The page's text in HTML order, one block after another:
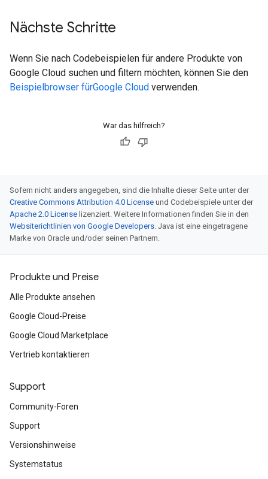
Nächste Schritte
Wenn Sie nach Codebeispielen für andere Produkte von
Google Cloud suchen und filtern möchten, können Sie den
Beispielbrowser fürGoogle Cloud verwenden.
War das hilfreich?
Sofern nicht anders angegeben, sind die Inhalte dieser Seite unter der
Creative Commons Attribution 4.0 License und Codebeispiele unter der
Apache 2.0 License lizenziert. Weitere Informationen finden Sie in den
Websiterichtlinien von Google Developers. Java ist eine eingetragene
Marke von Oracle und/oder seinen Partnern.
Produkte und Preise
Alle Produkte ansehen
Google Cloud-Preise
Google Cloud Marketplace
Vertrieb kontaktieren
Support
Community-Foren
Support
Versionshinweise
Systemstatus